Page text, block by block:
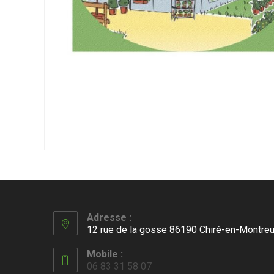
Adresse :
12 rue de la gosse 86190 Chiré-en-
Mobile :
06 83 31 58 07